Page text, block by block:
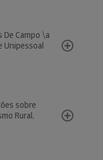
De Campo \a
Unipessoal
sobre
Rural,